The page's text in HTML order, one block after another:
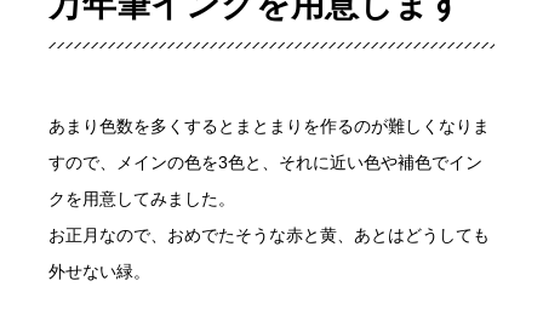
あまり色数を多くするとまとまりを作るのが難しくなりま
すので、メインの色を3色と、それに近い色や補色でイン
クを用意してみました。
お正月なので、おめでたそうな赤と黄、あとはどうしても
外せない緑。